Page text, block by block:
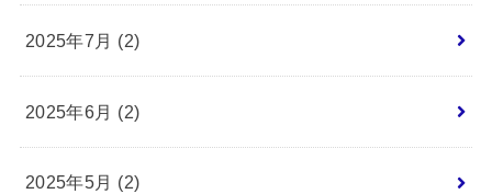
2025年7月 (2)
2025年6月 (2)
2025年5月 (2)